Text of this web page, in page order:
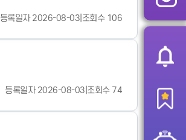
등록일자 2026-08-03 조회수 106
등록일자 2026-08-03 조회수 74